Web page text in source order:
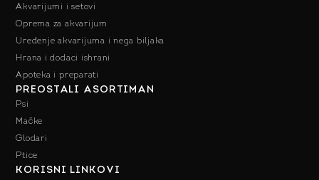
Akvarijumi i setovi
Oprema za akvarijum
Uređenje akvarijuma i nega biljaka
Hrana i dodaci ishrani
Apoteka i preparati
PREOSTALI ASORTIMAN
Psi
Mačke
Glodari
Ptice
KORISNI LINKOVI